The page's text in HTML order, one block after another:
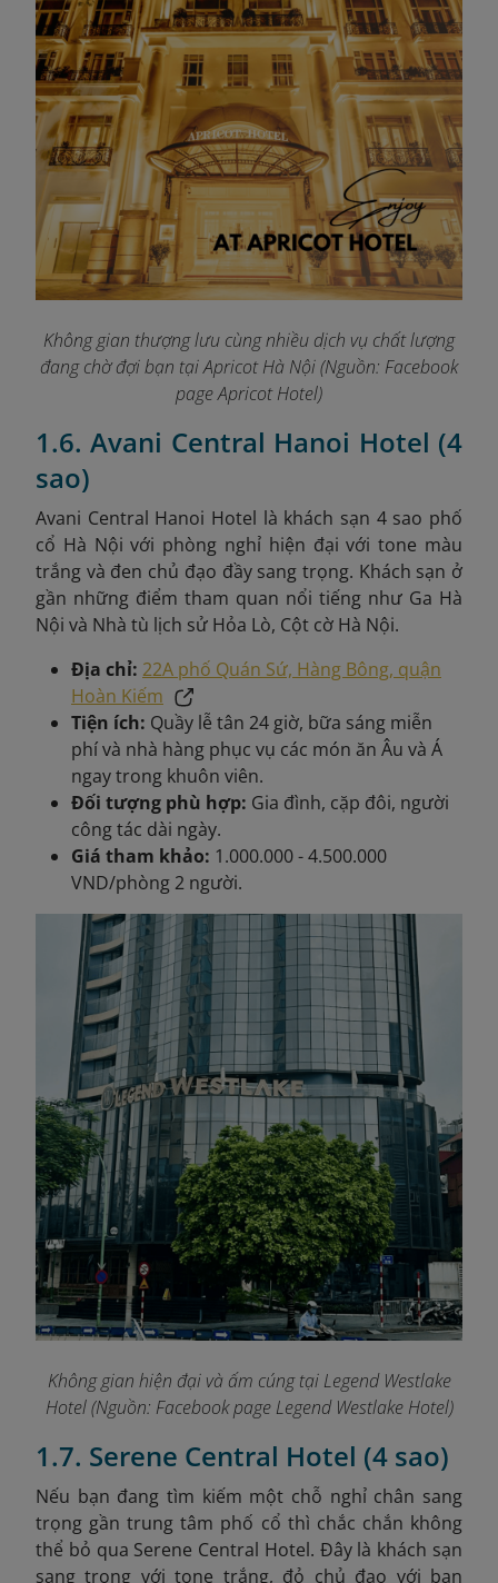
Không gian thượng lưu cùng nhiều dịch vụ chất lượng
đang chờ đợi bạn tại Apricot Hà Nội (Nguồn: Facebook
page Apricot Hotel)
1.6. Avani Central Hanoi Hotel (4
sao)
Avani Central Hanoi Hotel là khách sạn 4 sao phố
cổ Hà Nội với phòng nghỉ hiện đại với tone màu
trắng và đen chủ đạo đầy sang trọng. Khách sạn ở
gần những điểm tham quan nổi tiếng như Ga Hà
Nội và Nhà tù lịch sử Hỏa Lò, Cột cờ Hà Nội.
Địa chỉ: 22A phố Quán Sứ, Hàng Bông, quận
Hoàn Kiếm
Tiện ích: Quầy lễ tân 24 giờ, bữa sáng miễn
phí và nhà hàng phục vụ các món ăn Âu và Á
ngay trong khuôn viên.
Đối tượng phù hợp: Gia đình, cặp đôi, người
công tác dài ngày.
Giá tham khảo: 1.000.000 - 4.500.000
VND/phòng 2 người.
Không gian hiện đại và ấm cúng tại Legend Westlake
Hotel (Nguồn: Facebook page Legend Westlake Hotel)
1.7. Serene Central Hotel (4 sao)
Nếu bạn đang tìm kiếm một chỗ nghỉ chân sang
trọng gần trung tâm phố cổ thì chắc chắn không
thể bỏ qua Serene Central Hotel. Đây là khách sạn
sang trọng với tone trắng, đỏ chủ đạo với ban